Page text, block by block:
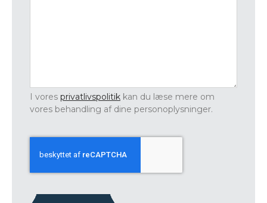
I vores privatlivspolitik kan du læse mere om
vores behandling af dine personoplysninger.